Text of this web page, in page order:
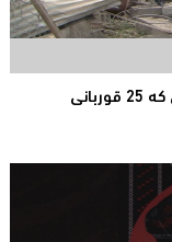
مەرگەساتی گوندی "زارگەلی" لە بناری قەندیل کە 25 قوربانى